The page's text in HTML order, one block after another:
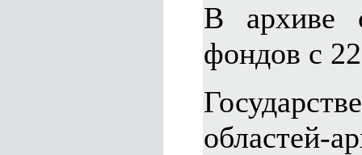
В архиве
фондов с
областей-